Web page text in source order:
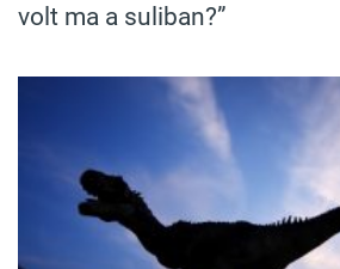
volt ma a suliban?”